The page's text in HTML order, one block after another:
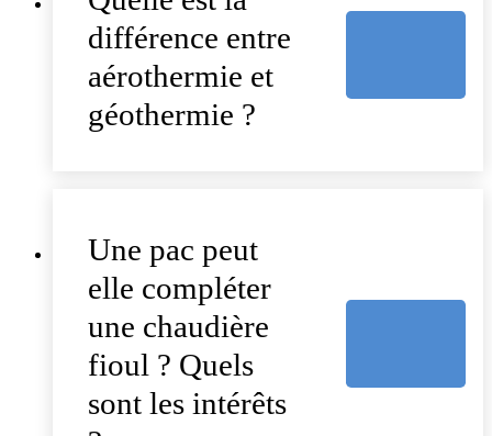
différence entre
aérothermie et
géothermie ?
Une pac peut
elle compléter
une chaudière
fioul ? Quels
sont les intérêts